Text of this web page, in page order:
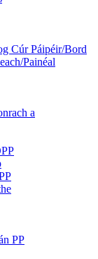
Cúr Páipéir/Bord
Painéal
a
PP